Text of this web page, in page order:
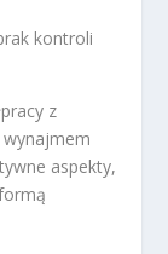
kontroli
z
aspekty,